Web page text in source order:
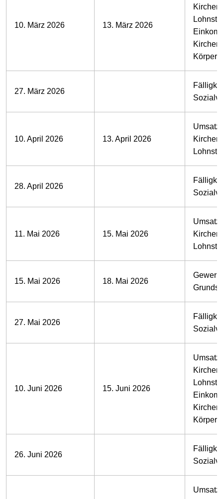
10. März 2026 13. März 2026
27. März 2026
10. April 2026 13. April 2026
28. April 2026
11. Mai 2026 15. Mai 2026
15. Mai 2026 18. Mai 2026
27. Mai 2026
10. Juni 2026 15. Juni 2026
26. Juni 2026